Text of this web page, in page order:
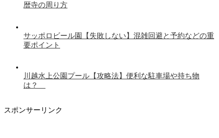
暦寺の周り方
サッポロビール園【失敗しない】混雑回避と予約などの重
要ポイント
川越水上公園プール【攻略法】便利な駐車場や持ち物
は？
スポンサーリンク